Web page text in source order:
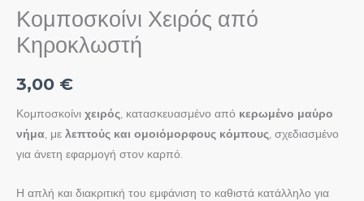
Κομποσκοίνι Χειρός από
Κηροκλωστή
3,00 €
Κομποσκοίνι χειρός , κατασκευασμένο από κερωμένο μαύρο
νήμα , με λεπτούς και ομοιόμορφους κόμπους , σχεδιασμένο
για άνετη εφαρμογή στον καρπό.
Η απλή και διακριτική του εμφάνιση το καθιστά κατάλληλο για